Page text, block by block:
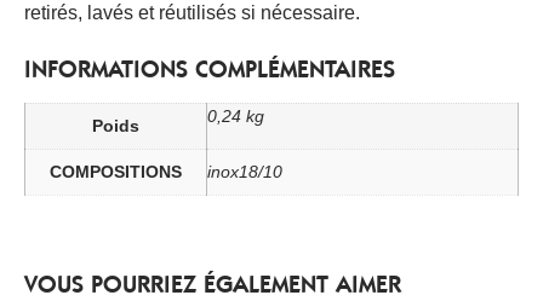
retirés, lavés et réutilisés si nécessaire.
INFORMATIONS COMPLÉMENTAIRES
Poids 0,24 kg
COMPOSITIONS inox18/10
VOUS POURRIEZ ÉGALEMENT AIMER